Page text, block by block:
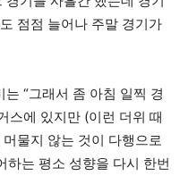
점점 늘어나 주말 경기가
“그래서 좀 아침 일찍 경
스에 있지만 (이런 더위 때
물지 않는 것이 다행으로
하는 평소 성향을 다시 한번